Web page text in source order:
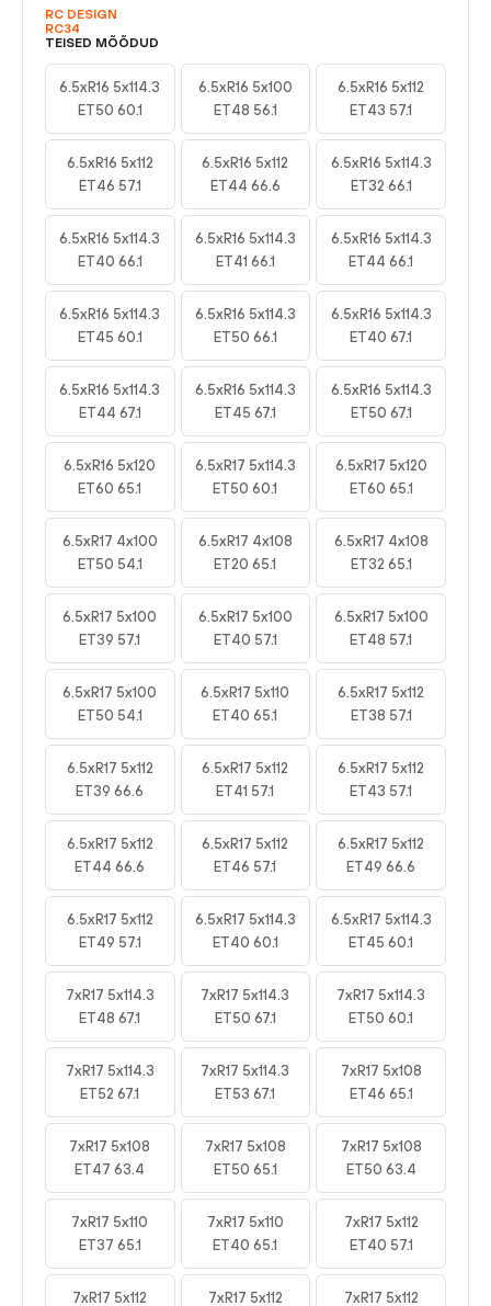
RC DESIGN
RC34
TEISED MÕÕDUD
6.5xR16 5x114.3
ET50 60.1
6.5xR16 5x100
ET48 56.1
6.5xR16 5x112
ET43 57.1
6.5xR16 5x112
ET46 57.1
6.5xR16 5x112
ET44 66.6
6.5xR16 5x114.3
ET32 66.1
6.5xR16 5x114.3
ET40 66.1
6.5xR16 5x114.3
ET41 66.1
6.5xR16 5x114.3
ET44 66.1
6.5xR16 5x114.3
ET45 60.1
6.5xR16 5x114.3
ET50 66.1
6.5xR16 5x114.3
ET40 67.1
6.5xR16 5x114.3
ET44 67.1
6.5xR16 5x114.3
ET45 67.1
6.5xR16 5x114.3
ET50 67.1
6.5xR16 5x120
ET60 65.1
6.5xR17 5x114.3
ET50 60.1
6.5xR17 5x120
ET60 65.1
6.5xR17 4x100
ET50 54.1
6.5xR17 4x108
ET20 65.1
6.5xR17 4x108
ET32 65.1
6.5xR17 5x100
ET39 57.1
6.5xR17 5x100
ET40 57.1
6.5xR17 5x100
ET48 57.1
6.5xR17 5x100
ET50 54.1
6.5xR17 5x110
ET40 65.1
6.5xR17 5x112
ET38 57.1
6.5xR17 5x112
ET39 66.6
6.5xR17 5x112
ET41 57.1
6.5xR17 5x112
ET43 57.1
6.5xR17 5x112
ET44 66.6
6.5xR17 5x112
ET46 57.1
6.5xR17 5x112
ET49 66.6
6.5xR17 5x112
ET49 57.1
6.5xR17 5x114.3
ET40 60.1
6.5xR17 5x114.3
ET45 60.1
7xR17 5x114.3
ET48 67.1
7xR17 5x114.3
ET50 67.1
7xR17 5x114.3
ET50 60.1
7xR17 5x114.3
ET52 67.1
7xR17 5x114.3
ET53 67.1
7xR17 5x108
ET46 65.1
7xR17 5x108
ET47 63.4
7xR17 5x108
ET50 65.1
7xR17 5x108
ET50 63.4
7xR17 5x110
ET37 65.1
7xR17 5x110
ET40 65.1
7xR17 5x112
ET40 57.1
7xR17 5x112
7xR17 5x112
7xR17 5x112